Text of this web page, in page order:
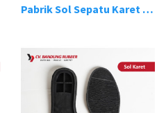
Pabrik Sol Sepatu Karet Bandung 2